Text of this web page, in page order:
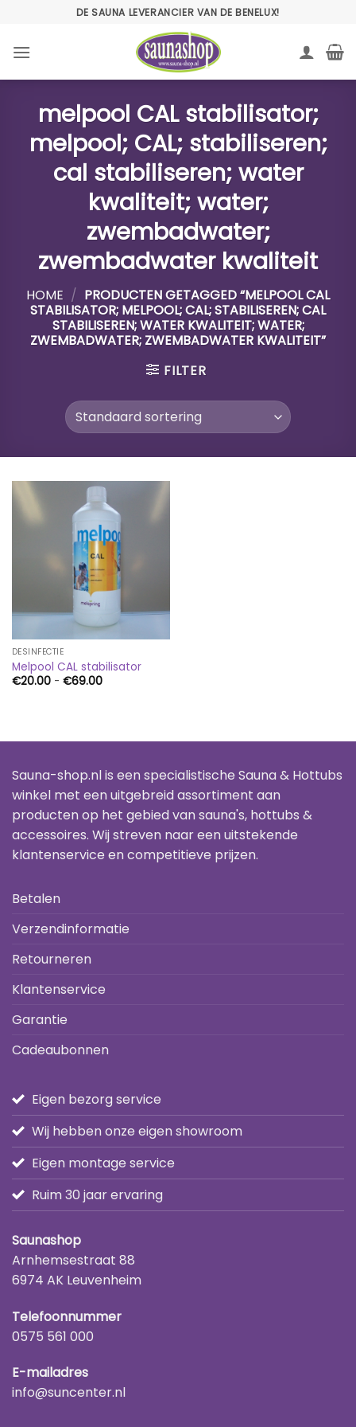
inhoud
DE SAUNA LEVERANCIER VAN DE BENELUX!
melpool CAL stabilisator;
melpool; CAL; stabiliseren;
cal stabiliseren; water
kwaliteit; water;
zwembadwater;
zwembadwater kwaliteit
HOME / PRODUCTEN GETAGGED “MELPOOL CAL
STABILISATOR; MELPOOL; CAL; STABILISEREN; CAL
STABILISEREN; WATER KWALITEIT; WATER;
ZWEMBADWATER; ZWEMBADWATER KWALITEIT”
FILTER
DESINFECTIE
Melpool CAL stabilisator
€20.00 - €69.00Prijsklasse:
Sauna-shop.nl is een specialistische Sauna & Hottubs
winkel met een uitgebreid assortiment aan
producten op het gebied van sauna's, hottubs &
accessoires. Wij streven naar een uitstekende
klantenservice en competitieve prijzen.
Betalen
Verzendinformatie
Retourneren
Klantenservice
Garantie
Cadeaubonnen
Eigen bezorg service
Wij hebben onze eigen showroom
Eigen montage service
Ruim 30 jaar ervaring
Saunashop
Arnhemsestraat 88
6974 AK Leuvenheim
Telefoonnummer
0575 561 000
E-mailadres
info@suncenter.nl